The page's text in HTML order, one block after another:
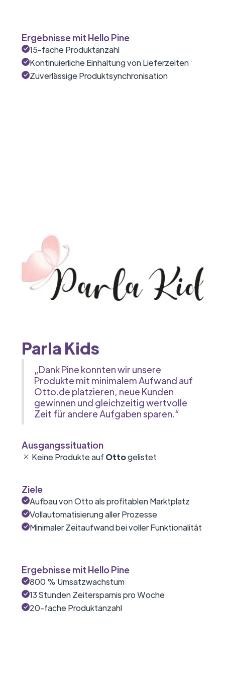
Ergebnisse mit Hello Pine
15-fache Produktanzahl
Kontinuierliche Einhaltung von Lieferzeiten
Zuverlässige Produktsynchronisation
Parla Kids
„Dank Pine konnten wir unsere
Produkte mit minimalem Aufwand auf
Otto.de platzieren, neue Kunden
gewinnen und gleichzeitig wertvolle
Zeit für andere Aufgaben sparen.“
Ausgangssituation
Keine Produkte auf Ottogelistet
Ziele
Aufbau von Otto als profitablen Marktplatz
Vollautomatisierung aller Prozesse
Minimaler Zeitaufwand bei voller Funktionalität
Ergebnisse mit Hello Pine
800 % Umsatzwachstum
13 Stunden Zeitersparnis pro Woche
20-fache Produktanzahl